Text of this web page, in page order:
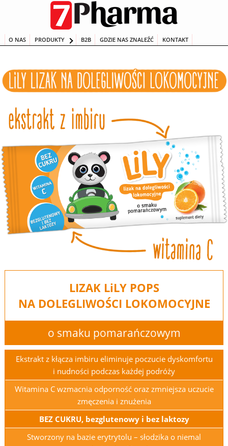
O NAS PRODUKTY B2B GDZIE NAS ZNALEŹĆ KONTAKT
LIZAK LiLY POPS
NA DOLEGLIWOŚCI LOKOMOCYJNE
o smaku pomarańczowym
Ekstrakt z kłącza imbiru eliminuje poczucie dyskomfortu
i nudności podczas każdej podróży
Witamina C wzmacnia odporność oraz zmniejsza uczucie
zmęczenia i znużenia
BEZ CUKRU, bezglutenowy i bez laktozy
Stworzony na bazie erytrytolu – słodzika o niemal